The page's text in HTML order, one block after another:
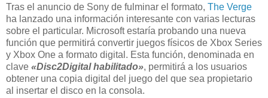
Tras el anuncio de Sony de fulminar el formato, The Verge
ha lanzado una información interesante con varias lecturas
sobre el particular. Microsoft estaría probando una nueva
función que permitirá convertir juegos físicos de Xbox Series
y Xbox One a formato digital. Esta función, denominada en
clave «Disc2Digital habilitado», permitirá a los usuarios
obtener una copia digital del juego del que sea propietario
al insertar el disco en la consola.